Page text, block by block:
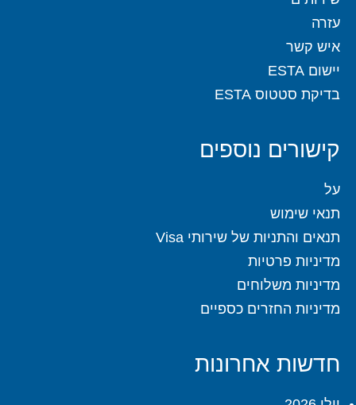
עזרה
איש קשר
יישום ESTA
בדיקת סטטוס ESTA
קישורים נוספים
על
תנאי שימוש
תנאים והתניות של שירותי Visa
מדיניות פרטיות
מדיניות משלוחים
מדיניות החזרים כספיים
חדשות אחרונות